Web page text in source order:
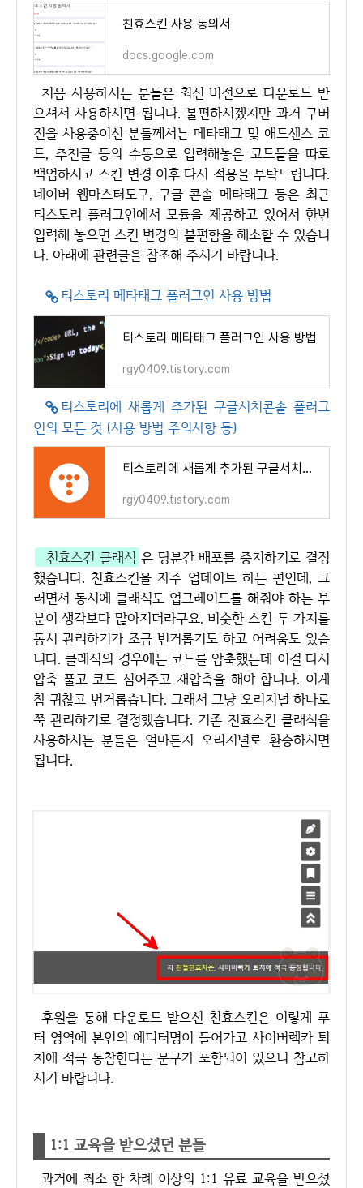
친효스킨 사용 동의서
docs.google.com
처음 사용하시는 분들은 최신 버전으로 다운로드 받
으셔서 사용하시면 됩니다. 불편하시겠지만 과거 구버
전을 사용중이신 분들께서는 메타태그 및 애드센스 코
드, 추천글 등의 수동으로 입력해놓은 코드들을 따로
백업하시고 스킨 변경 이후 다시 적용을 부탁드립니다.
네이버 웹마스터도구, 구글 콘솔 메타태그 등은 최근
티스토리 플러그인에서 모듈을 제공하고 있어서 한번
입력해 놓으면 스킨 변경의 불편함을 해소할 수 있습니
다. 아래에 관련글을 참조해 주시기 바랍니다.
티스토리 메타태그 플러그인 사용 방법
티스토리 메타태그 플러그인 사용 방법
rgy0409.tistory.com
티스토리에 새롭게 추가된 구글서치콘솔 플러그
인의 모든 것 (사용 방법 주의사항 등)
티스토리에 새롭게 추가된 구글서치콘솔 플러그인의 모든 것 (사용 방법 주의사항 등)
rgy0409.tistory.com
친효스킨 클래식 은 당분간 배포를 중지하기로 결정
했습니다. 친효스킨을 자주 업데이트 하는 편인데, 그
러면서 동시에 클래식도 업그레이드를 해줘야 하는 부
분이 생각보다 많아지더라구요. 비슷한 스킨 두 가지를
동시 관리하기가 조금 번거롭기도 하고 어려움도 있습
니다. 클래식의 경우에는 코드를 압축했는데 이걸 다시
압축 풀고 코드 심어주고 재압축을 해야 합니다. 이게
참 귀찮고 번거롭습니다. 그래서 그냥 오리지널 하나로
쭉 관리하기로 결정했습니다. 기존 친효스킨 클래식을
사용하시는 분들은 얼마든지 오리지널로 환승하시면
됩니다.
후원을 통해 다운로드 받으신 친효스킨은 이렇게 푸
터 영역에 본인의 에디터명이 들어가고 사이버렉카 퇴
치에 적극 동참한다는 문구가 포함되어 있으니 참고하
시기 바랍니다.
1:1 교육을 받으셨던 분들
과거에 최소 한 차례 이상의 1:1 유료 교육을 받으셨